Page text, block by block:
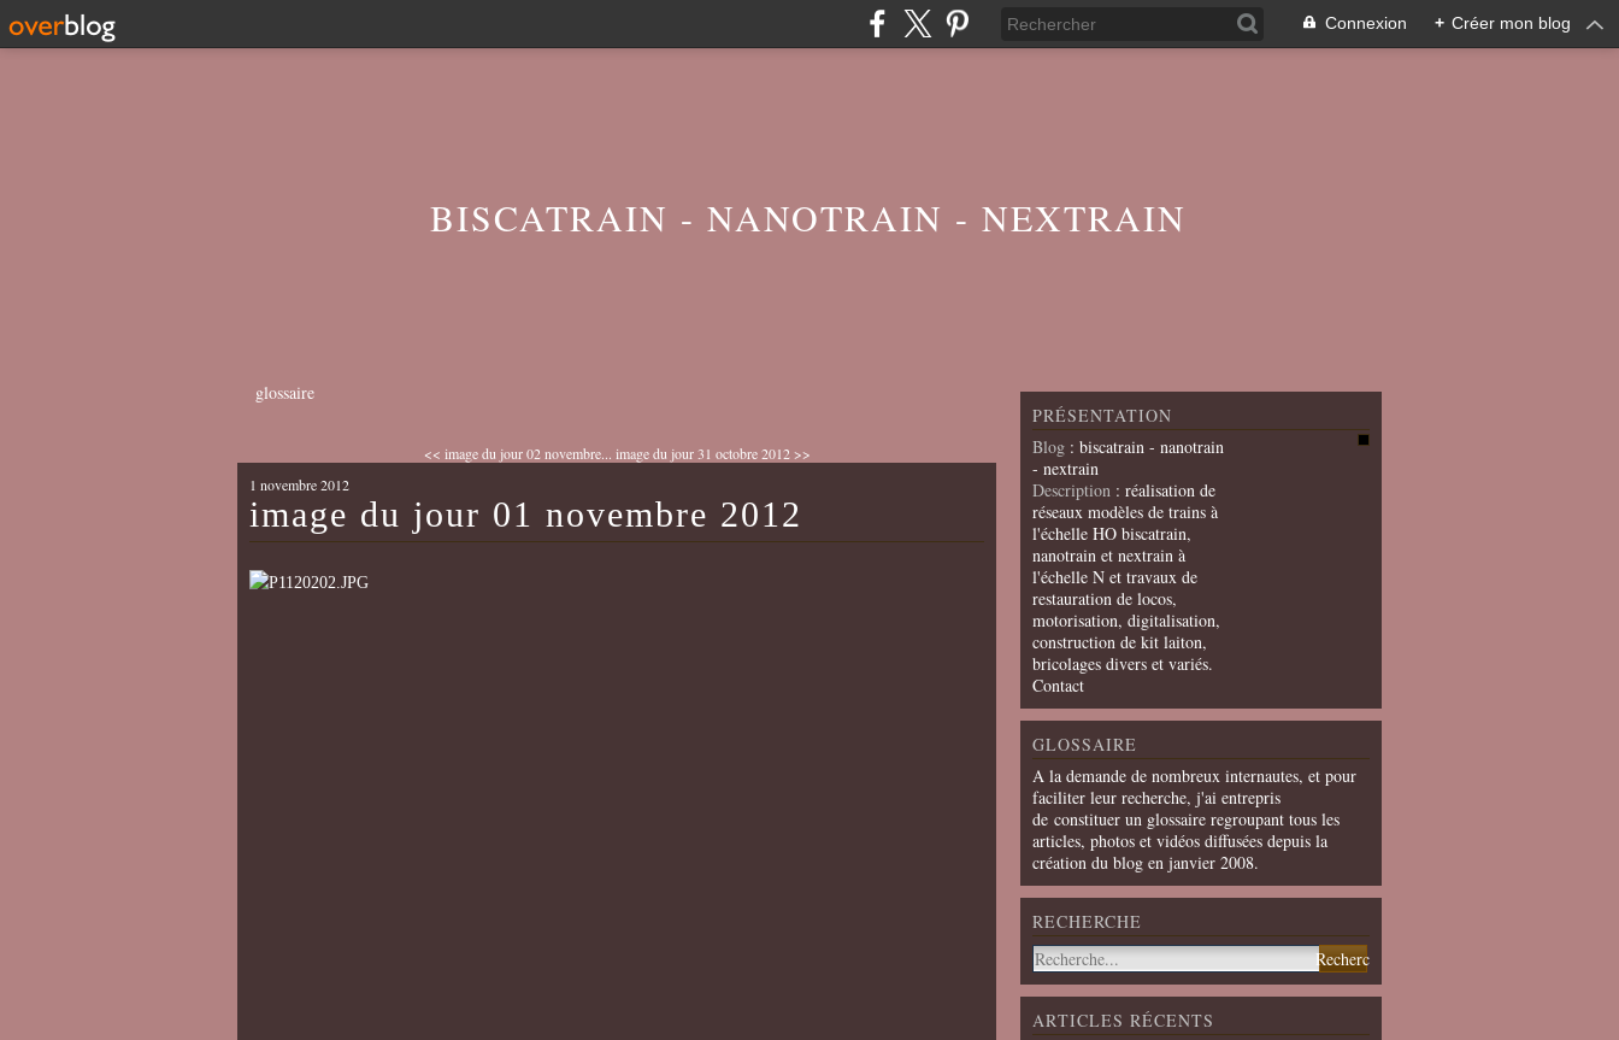
Connexion + Créer mon blog
BISCATRAIN - NANOTRAIN - NEXTRAIN
glossaire
<< image du jour 02 novembre... image du jour 31 octobre 2012 >>
1 novembre 2012
image du jour 01 novembre 2012
PRÉSENTATION
Blog : biscatrain - nanotrain
- nextrain
Description : réalisation de
réseaux modèles de trains à
l'échelle HO biscatrain,
nanotrain et nextrain à
l'échelle N et travaux de
restauration de locos,
motorisation, digitalisation,
construction de kit laiton,
bricolages divers et variés.
Contact
GLOSSAIRE
A la demande de nombreux internautes, et pour
faciliter leur recherche, j'ai entrepris
de constituer un glossaire regroupant tous les
articles, photos et vidéos diffusées depuis la
création du blog en janvier 2008.
RECHERCHE
ARTICLES RÉCENTS